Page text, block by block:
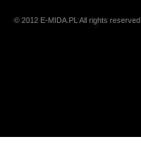
© 2012 E-MIDA.PL All rights reserved.